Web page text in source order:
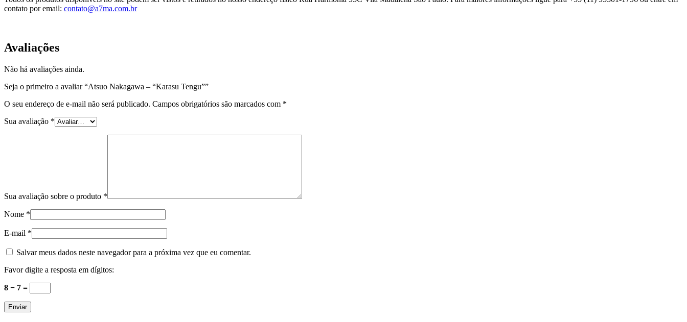
contato por email: contato@a7ma.com.br
Avaliações
Não há avaliações ainda.
Seja o primeiro a avaliar “Atsuo Nakagawa – “Karasu Tengu””
O seu endereço de e-mail não será publicado. Campos obrigatórios são marcados com *
Sua avaliação *
Sua avaliação sobre o produto *
Nome *
E-mail *
Salvar meus dados neste navegador para a próxima vez que eu comentar.
Favor digite a resposta em dígitos:
8 − 7 =